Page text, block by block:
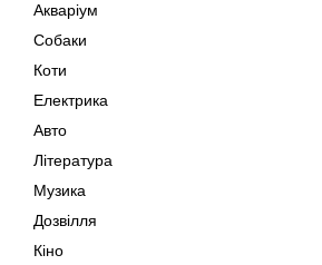
Акваріум
Собаки
Коти
Електрика
Авто
Література
Музика
Дозвілля
Кіно